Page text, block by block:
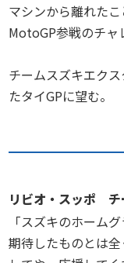
マシンから離れたこ
MotoGP参戦のチャ
チームスズキエク
たタイGPに望む。
リビオ・スッポ チ
「スズキのホーム
期待したものとは